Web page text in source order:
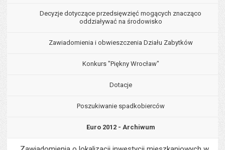
Decyzje dotyczące przedsięwzięć mogących znacząco
oddziaływać na środowisko
Zawiadomienia i obwieszczenia Działu Zabytków
Konkurs "Piękny Wrocław"
Dotacje
Poszukiwanie spadkobierców
Euro 2012 - Archiwum